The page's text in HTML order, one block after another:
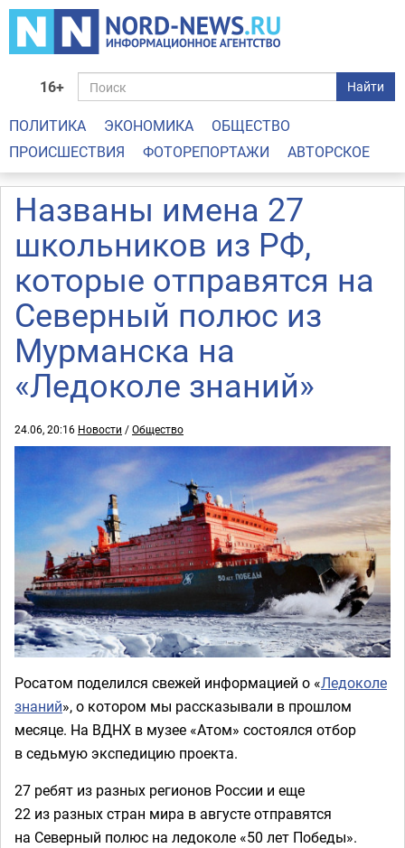
16+ Найти
ПОЛИТИКА ЭКОНОМИКА
ОБЩЕСТВО
ПРОИСШЕСТВИЯ
ФОТОРЕПОРТАЖИ АВТОРСКОЕ
Названы имена 27
школьников из РФ,
которые отправятся на
Северный полюс из
Мурманска на
«Ледоколе знаний»
24.06, 20:16 Новости /Общество
Росатом поделился свежей информацией о «Ледоколе
знаний», о котором мы рассказывали в прошлом
месяце. На ВДНХ в музее «Атом» состоялся отбор
в седьмую экспедицию проекта.
27 ребят из разных регионов России и еще
22 из разных стран мира в августе отправятся
на Северный полюс на ледоколе «50 лет Победы».